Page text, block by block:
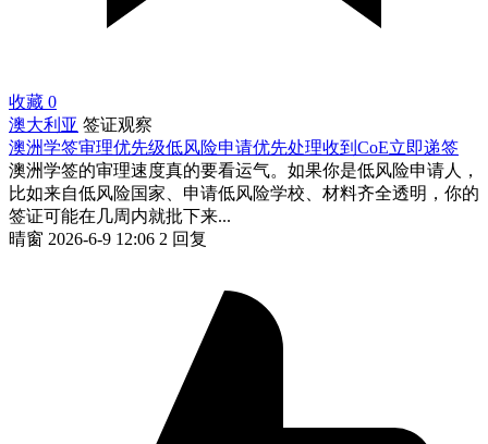
收藏 0
澳大利亚 签证观察
澳洲学签审理优先级低风险申请优先处理收到CoE立即递签
澳洲学签的审理速度真的要看运气。如果你是低风险申请人，
比如来自低风险国家、申请低风险学校、材料齐全透明，你的
签证可能在几周内就批下来...
晴窗 2026-6-9 12:06 2 回复